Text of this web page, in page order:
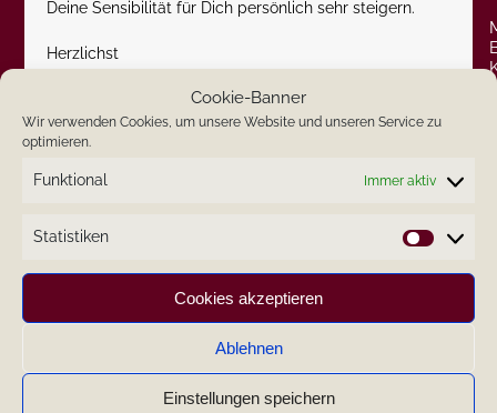
Cookie-Banner
Wir verwenden Cookies, um unsere Website und unseren Service zu
optimieren.
Funktional Immer aktiv
Statistiken
Cookies akzeptieren
Ablehnen
Einstellungen speichern
Deine Sensibilität für Dich persönlich sehr steigern.
Herzlichst
Deine Sabina-Seraphina